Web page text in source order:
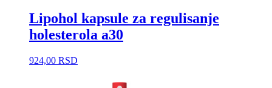
Lipohol kapsule za regulisanje
holesterola a30
924,00 RSD